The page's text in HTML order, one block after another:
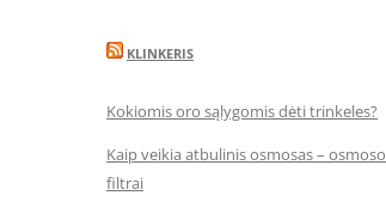
KLINKERIS
Kokiomis oro sąlygomis dėti trinkeles?
Kaip veikia atbulinis osmosas – osmoso
filtrai